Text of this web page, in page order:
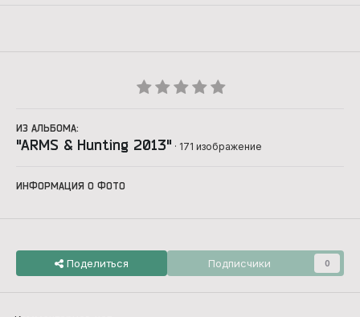
ИЗ АЛЬБОМА:
"ARMS & Hunting 2013" · 171 изображение
ИНФОРМАЦИЯ О ФОТО
Поделиться Подписчики 0